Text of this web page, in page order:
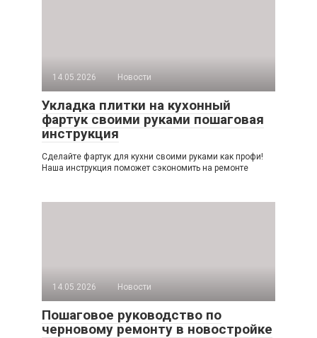
14.05.2026 Новости
Укладка плитки на кухонный
фартук своими руками пошаговая
инструкция
Сделайте фартук для кухни своими руками как профи!
Наша инструкция поможет сэкономить на ремонте
14.05.2026 Новости
Пошаговое руководство по
черновому ремонту в новостройке